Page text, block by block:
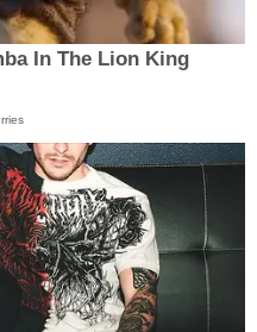
In The Lion King